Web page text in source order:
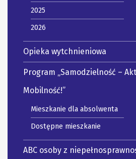
2025
2026
Opieka wytchnieniowa
Program „Samodzielność –
Mobilność!”
Mieszkanie dla absolwenta
Dostępne mieszkanie
ABC osoby z